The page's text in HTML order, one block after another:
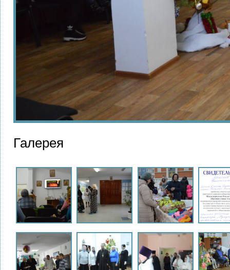
Галерея